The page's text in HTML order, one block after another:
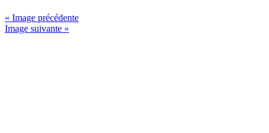
« Image précédente
Image suivante »